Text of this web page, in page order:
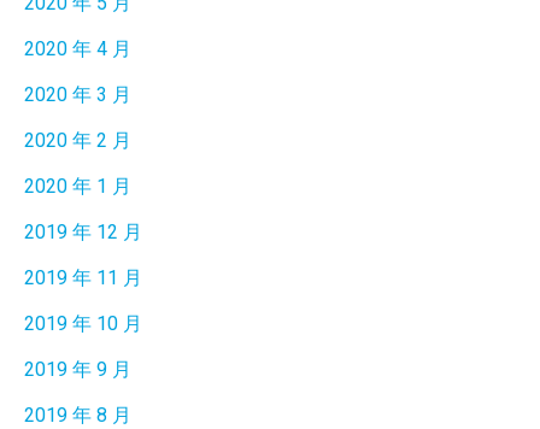
2020 年 4 月
2020 年 3 月
2020 年 2 月
2020 年 1 月
2019 年 12 月
2019 年 11 月
2019 年 10 月
2019 年 9 月
2019 年 8 月